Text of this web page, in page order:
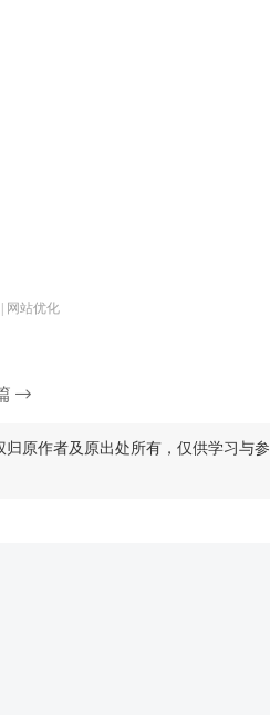
网站优化
原作者及原出处所有，仅供学习与参